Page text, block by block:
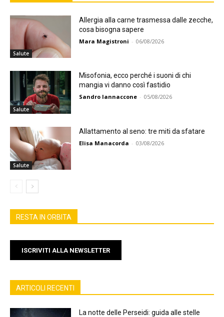
Salute
Allergia alla carne trasmessa dalle zecche,
cosa bisogna sapere
Mara Magistroni - 06/08/2026
Salute
Misofonia, ecco perché i suoni di chi
mangia vi danno così fastidio
Sandro Iannaccone - 05/08/2026
Salute
Allattamento al seno: tre miti da sfatare
Elisa Manacorda - 03/08/2026
RESTA IN ORBITA
ISCRIVITI ALLA NEWSLETTER
ARTICOLI RECENTI
La notte delle Perseidi: guida alle stelle